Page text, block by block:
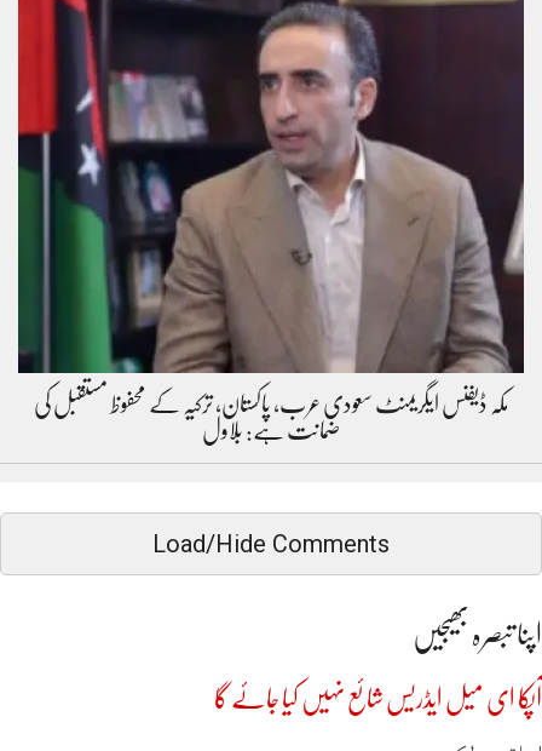
مکہ ڈیفنس ایگریمنٹ سعودی عرب، پاکستان، ترکیہ کے محفوظ مستقبل کی
ضمانت ہے: بلاول
Load/Hide Comments
اپنا تبصرہ بھیجیں
آپکا ای میل ایڈریس شائع نہیں کیا جائے گا